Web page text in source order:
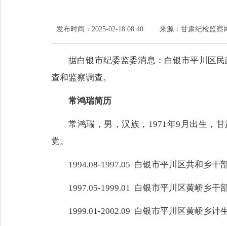
发布时间： 2025-02-18 08:40 来源： 甘肃纪检监
据白银市纪委监委消息：白银市平川区
查和监察调查。
常鸿瑞简历
常鸿瑞，男，汉族，1971年9月出生，
党。
1994.08-1997.05 白银市平川区共和乡干
1997.05-1999.01 白银市平川区黄峤乡干
1999.01-2002.09 白银市平川区黄峤乡计